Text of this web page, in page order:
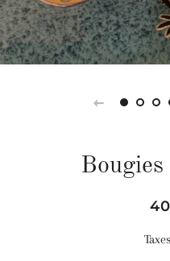
Bougies
Prix
Prix